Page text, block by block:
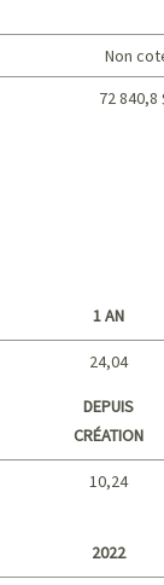
Non
72 840,8
1 AN
24,04
DEPUIS
CRÉATION
10,24
2022